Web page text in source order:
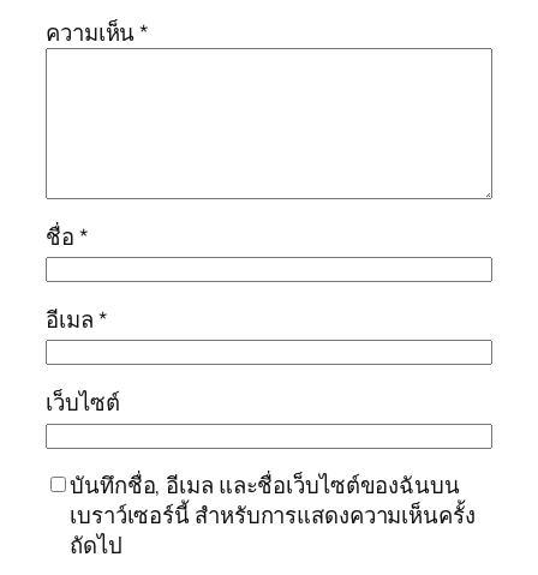
ความเห็น*
ชื่อ*
อีเมล*
เว็บไซต์
บันทึกชื่อ, อีเมล และชื่อเว็บไซต์ของฉันบน
เบราว์เซอร์นี้ สำหรับการแสดงความเห็นครั้ง
ถัดไป